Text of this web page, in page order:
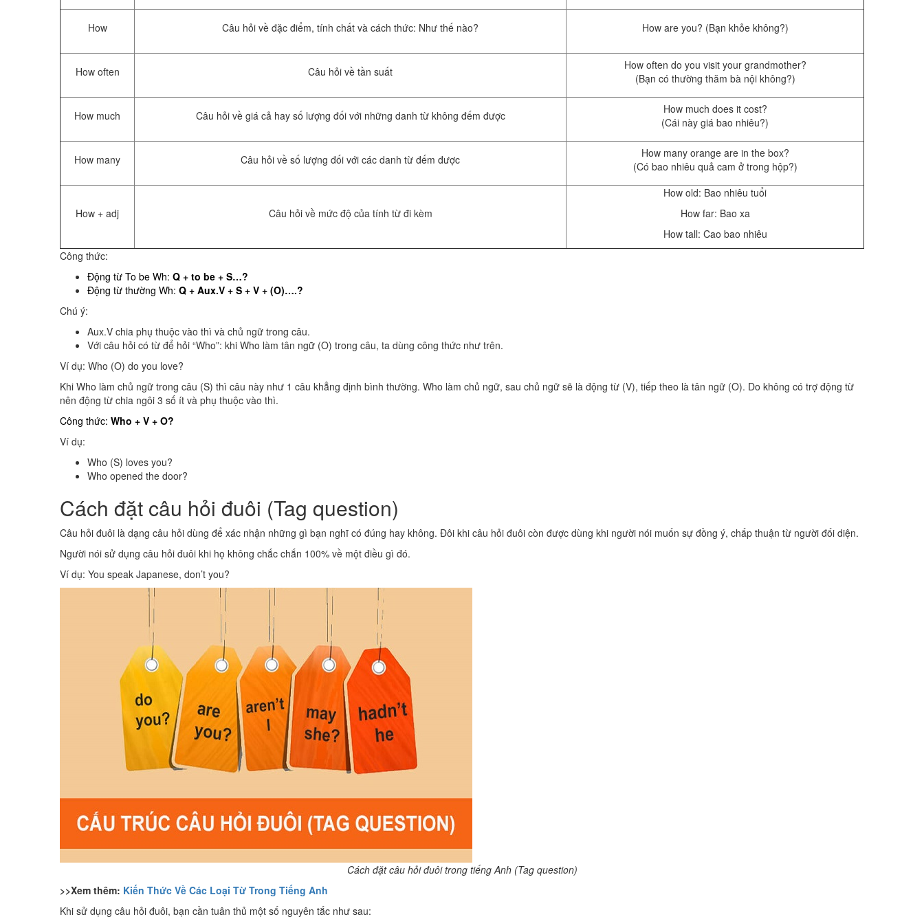
How Câu hỏi về đặc điểm, tính chất và cách thức: Như thế nào? How are you? (Bạn khỏe không?)
How often Câu hỏi về tần suất
How often do you visit your grandmother?
(Bạn có thường thăm bà nội không?)
How much Câu hỏi về giá cả hay số lượng đối với những danh từ không đếm được
How much does it cost?
(Cái này giá bao nhiêu?)
How many Câu hỏi về số lượng đối với các danh từ đếm được
How many orange are in the box?
(Có bao nhiêu quả cam ở trong hộp?)
How + adj Câu hỏi về mức độ của tính từ đi kèm
How old: Bao nhiêu tuổi
How far: Bao xa
How tall: Cao bao nhiêu
Công thức:
Động từ To be Wh: Q + to be + S…?
Động từ thường Wh: Q + Aux.V + S + V + (O)….?
Chú ý:
​Aux.V chia phụ thuộc vào thì và chủ ngữ trong câu.
​Với câu hỏi có từ để hỏi “Who”: khi Who làm tân ngữ (O) trong câu, ta dùng công thức như trên.
Ví dụ: Who (O) do you love?
Khi Who làm chủ ngữ trong câu (S) thì câu này như 1 câu khẳng định bình thường. Who làm chủ ngữ, sau chủ ngữ sẽ là động từ (V), tiếp theo là tân ngữ (O). Do không có trợ động từ
nên động từ chia ngôi 3 số ít và phụ thuộc vào thì.
Công thức: Who + V + O?
Ví dụ:
Who (S) loves you?
Who opened the door?
Cách đặt câu hỏi đuôi (Tag question)
Câu hỏi đuôi là dạng câu hỏi dùng để xác nhận những gì bạn nghĩ có đúng hay không. Đôi khi câu hỏi đuôi còn được dùng khi người nói muốn sự đồng ý, chấp thuận từ người đối diện.
​Người nói sử dụng câu hỏi đuôi khi họ không chắc chắn 100% về một điều gì đó.
​Ví dụ: You speak Japanese, don’t you?
Cách đặt câu hỏi đuôi trong tiếng Anh (Tag question)
>>Xem thêm: Kiến Thức Về Các Loại Từ Trong Tiếng Anh
Khi sử dụng câu hỏi đuôi, bạn cần tuân thủ một số nguyên tắc như sau: